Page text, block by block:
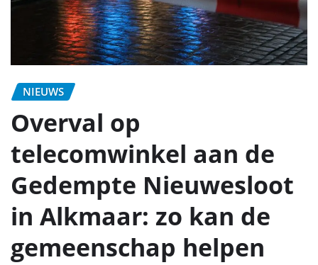
NIEUWS
Overval op
telecomwinkel aan de
Gedempte Nieuwesloot
in Alkmaar: zo kan de
gemeenschap helpen